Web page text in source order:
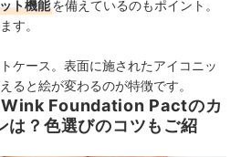
ト機能を備えているのもポイント。
す。
ケース。表面に施されたアイコニッ
ると絵が変わるのが特徴です。
Wink Foundation Pactのカ
は？色選びのコツもご紹